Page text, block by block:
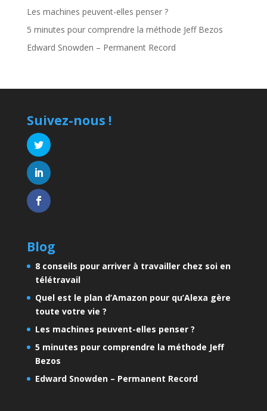
Les machines peuvent-elles penser ?
5 minutes pour comprendre la méthode Jeff Bezos
Edward Snowden – Permanent Record
Suivez-nous !
Blog
8 conseils pour arriver à travailler chez soi en
télétravail
Quel est le plan d’Amazon pour qu’Alexa gère
toute votre vie ?
Les machines peuvent-elles penser ?
5 minutes pour comprendre la méthode Jeff
Bezos
Edward Snowden – Permanent Record